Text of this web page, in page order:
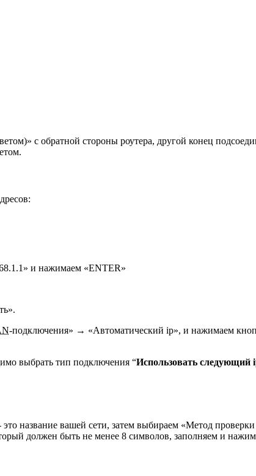
с обратной стороны роутера, другой конец
и нажимаем «ENTER»
-подключения» → «Автоматический ip», и нажимаем
выбрать тип подключения “Использовать следующий
название вашей сети, затем выбираем «Метод
должен быть не менее 8 символов, заполняем и